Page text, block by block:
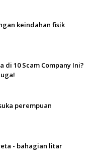
keindahan fisik
di 10 Scam Company Ini?
perempuan
- bahagian litar